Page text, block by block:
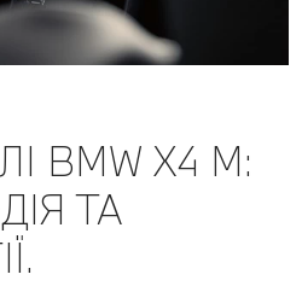
BMW Х4 M:
ТА